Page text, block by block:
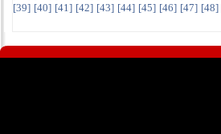
[39] [40] [41] [42] [43] [44] [45] [46] [47] [48]